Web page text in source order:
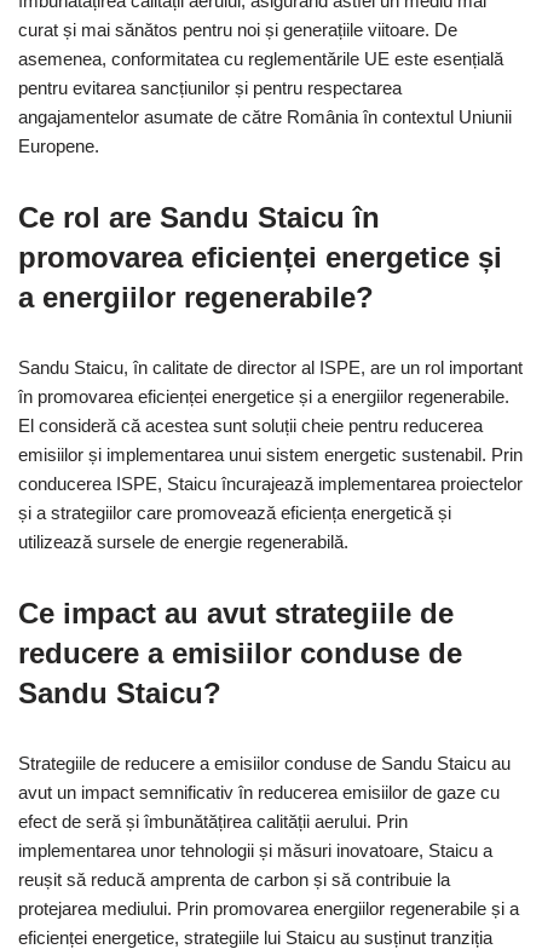
curat și mai sănătos pentru noi și generațiile viitoare. De
asemenea, conformitatea cu reglementările UE este esențială
pentru evitarea sancțiunilor și pentru respectarea
angajamentelor asumate de către România în contextul Uniunii
Europene.
Ce rol are Sandu Staicu în
promovarea eficienței energetice și
a energiilor regenerabile?
Sandu Staicu, în calitate de director al ISPE, are un rol important
în promovarea eficienței energetice și a energiilor regenerabile.
El consideră că acestea sunt soluții cheie pentru reducerea
emisiilor și implementarea unui sistem energetic sustenabil. Prin
conducerea ISPE, Staicu încurajează implementarea proiectelor
și a strategiilor care promovează eficiența energetică și
utilizează sursele de energie regenerabilă.
Ce impact au avut strategiile de
reducere a emisiilor conduse de
Sandu Staicu?
Strategiile de reducere a emisiilor conduse de Sandu Staicu au
avut un impact semnificativ în reducerea emisiilor de gaze cu
efect de seră și îmbunătățirea calității aerului. Prin
implementarea unor tehnologii și măsuri inovatoare, Staicu a
reușit să reducă amprenta de carbon și să contribuie la
protejarea mediului. Prin promovarea energiilor regenerabile și a
eficienței energetice, strategiile lui Staicu au susținut tranziția